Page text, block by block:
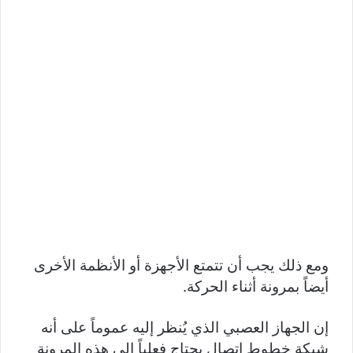
ومع ذلك يجب أن تتمتع الأجهزة أو الأنظمة الأخرى
أيضاً بمرونة أثناء الحركة.
إن الجهاز العصبي الذي يُنظر إليه عموماً على أنه
شبكة خطوط اتصال يحتاج فعلياً إلى هذه المرونة